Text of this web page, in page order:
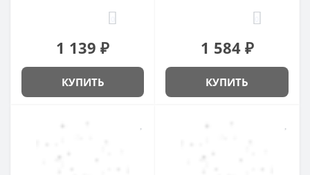
1 139 ₽
КУПИТЬ
1 584 ₽
КУПИТЬ